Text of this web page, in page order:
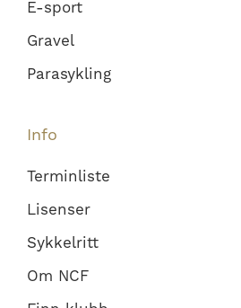
E-sport
Gravel
Parasykling
Info
Terminliste
Lisenser
Sykkelritt
Om NCF